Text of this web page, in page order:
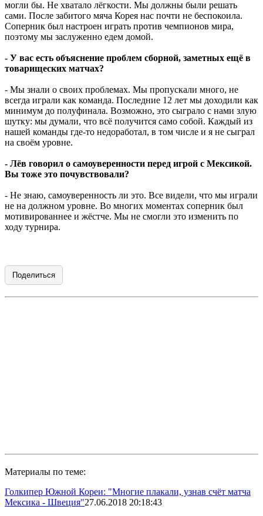
могли бы. Не хватало лёгкости. Мы должны были решать
сами. После забитого мяча Корея нас почти не беспокоила.
Соперник был настроен играть против чемпионов мира,
поэтому мы заслуженно едем домой.
- У вас есть объяснение проблем сборной, заметных ещё в
товарищеских матчах?
- Мы знали о своих проблемах. Мы пропускали много, не
всегда играли как команда. Последние 12 лет мы доходили как
минимум до полуфинала. Возможно, это сыграло с нами злую
шутку: мы думали, что всё получится само собой. Каждый из
нашей команды где-то недоработал, в том числе и я не сыграл
на своём уровне.
- Лёв говорил о самоуверенности перед игрой с Мексикой.
Вы тоже это почувствовали?
- Не знаю, самоуверенность ли это. Все видели, что мы играли
не на должном уровне. Во многих моментах соперник был
мотивированнее и жёстче. Мы не смогли это изменить по
ходу турнира.
Поделиться
Материалы по теме:
Голкипер Южной Кореи: "Многие плакали, узнав счёт матча
Мексика - Швеция"27.06.2018 20:18:43